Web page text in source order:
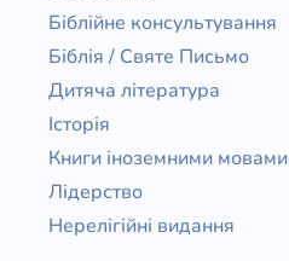
Біблійне консультування
Біблія / Святе Письмо
Дитяча література
Історія
Книги іноземними мовами
Лідерство
Нерелігійні видання